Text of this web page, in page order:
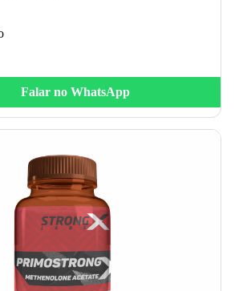
Falar no WhatsApp